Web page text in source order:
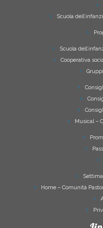
Scuola
Scuola
Cooperativa
Musical –
Home – Comunità